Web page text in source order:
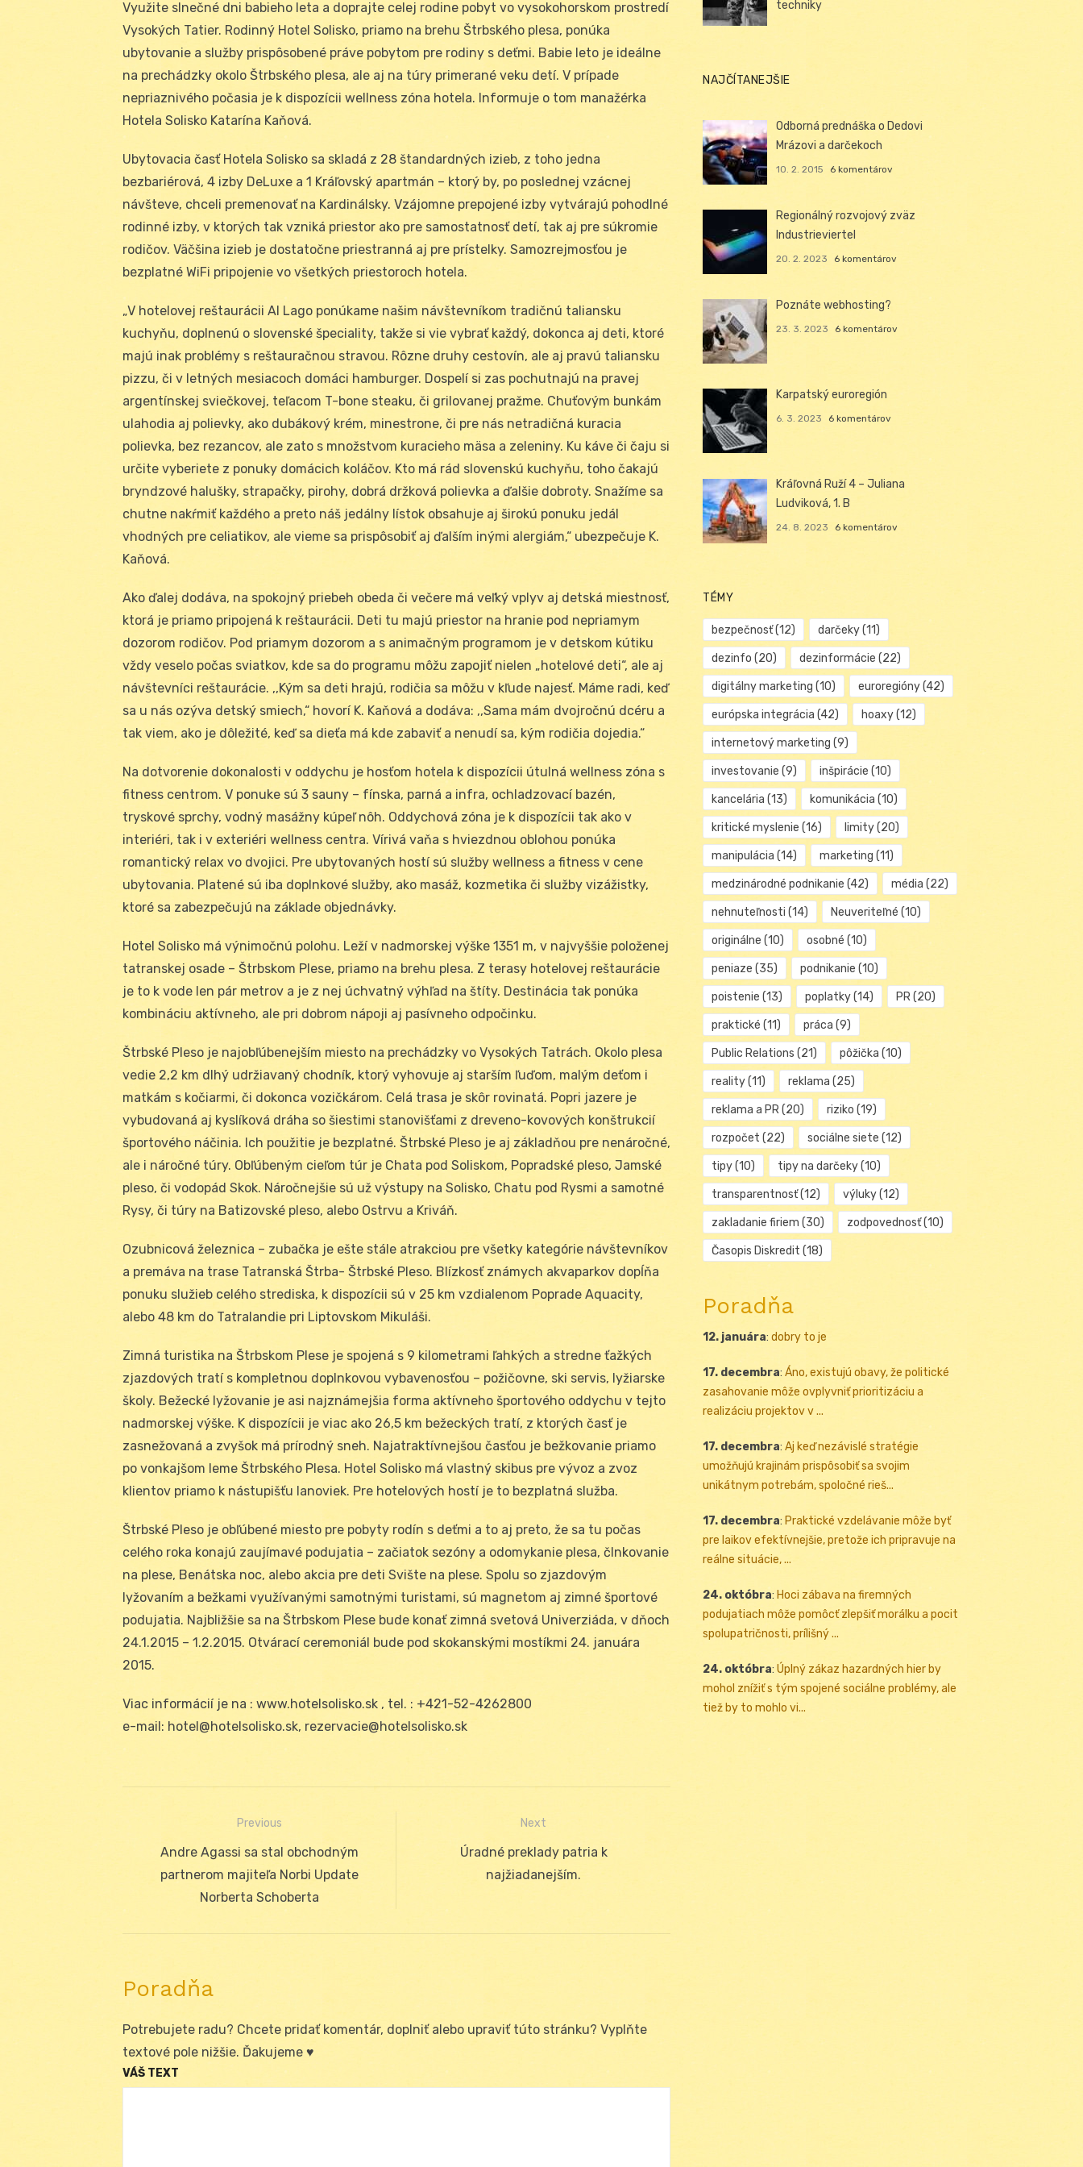
Využite slnečné dni babieho leta a doprajte celej rodine pobyt vo vysokohorskom prostredí
Vysokých Tatier. Rodinný Hotel Solisko, priamo na brehu Štrbského plesa, ponúka
ubytovanie a služby prispôsobené práve pobytom pre rodiny s deťmi. Babie leto je ideálne
na prechádzky okolo Štrbského plesa, ale aj na túry primerané veku detí. V prípade
nepriaznivého počasia je k dispozícii wellness zóna hotela. Informuje o tom manažérka
Hotela Solisko Katarína Kaňová.
Ubytovacia časť Hotela Solisko sa skladá z 28 štandardných izieb, z toho jedna
bezbariérová, 4 izby DeLuxe a 1 Kráľovský apartmán – ktorý by, po poslednej vzácnej
návšteve, chceli premenovať na Kardinálsky. Vzájomne prepojené izby vytvárajú pohodlné
rodinné izby, v ktorých tak vzniká priestor ako pre samostatnosť detí, tak aj pre súkromie
rodičov. Väčšina izieb je dostatočne priestranná aj pre prístelky. Samozrejmosťou je
bezplatné WiFi pripojenie vo všetkých priestoroch hotela.
„V hotelovej reštaurácii Al Lago ponúkame našim návštevníkom tradičnú taliansku
kuchyňu, doplnenú o slovenské špeciality, takže si vie vybrať každý, dokonca aj deti, ktoré
majú inak problémy s reštauračnou stravou. Rôzne druhy cestovín, ale aj pravú taliansku
pizzu, či v letných mesiacoch domáci hamburger. Dospelí si zas pochutnajú na pravej
argentínskej sviečkovej, teľacom T-bone steaku, či grilovanej pražme. Chuťovým bunkám
ulahodia aj polievky, ako dubákový krém, minestrone, či pre nás netradičná kuracia
polievka, bez rezancov, ale zato s množstvom kuracieho mäsa a zeleniny. Ku káve či čaju si
určite vyberiete z ponuky domácich koláčov. Kto má rád slovenskú kuchyňu, toho čakajú
bryndzové halušky, strapačky, pirohy, dobrá držková polievka a ďalšie dobroty. Snažíme sa
chutne nakŕmiť každého a preto náš jedálny lístok obsahuje aj širokú ponuku jedál
vhodných pre celiatikov, ale vieme sa prispôsobiť aj ďalším inými alergiám,“ ubezpečuje K.
Kaňová.
Ako ďalej dodáva, na spokojný priebeh obeda či večere má veľký vplyv aj detská miestnosť,
ktorá je priamo pripojená k reštaurácii. Deti tu majú priestor na hranie pod nepriamym
dozorom rodičov. Pod priamym dozorom a s animačným programom je v detskom kútiku
vždy veselo počas sviatkov, kde sa do programu môžu zapojiť nielen „hotelové deti“, ale aj
návštevníci reštaurácie. ,,Kým sa deti hrajú, rodičia sa môžu v kľude najesť. Máme radi, keď
sa u nás ozýva detský smiech,“ hovorí K. Kaňová a dodáva: ,,Sama mám dvojročnú dcéru a
tak viem, ako je dôležité, keď sa dieťa má kde zabaviť a nenudí sa, kým rodičia dojedia.“
Na dotvorenie dokonalosti v oddychu je hosťom hotela k dispozícii útulná wellness zóna s
fitness centrom. V ponuke sú 3 sauny – fínska, parná a infra, ochladzovací bazén,
tryskové sprchy, vodný masážny kúpeľ nôh. Oddychová zóna je k dispozícii tak ako v
interiéri, tak i v exteriéri wellness centra. Vírivá vaňa s hviezdnou oblohou ponúka
romantický relax vo dvojici. Pre ubytovaných hostí sú služby wellness a fitness v cene
ubytovania. Platené sú iba doplnkové služby, ako masáž, kozmetika či služby vizážistky,
ktoré sa zabezpečujú na základe objednávky.
Hotel Solisko má výnimočnú polohu. Leží v nadmorskej výške 1351 m, v najvyššie položenej
tatranskej osade – Štrbskom Plese, priamo na brehu plesa. Z terasy hotelovej reštaurácie
je to k vode len pár metrov a je z nej úchvatný výhľad na štíty. Destinácia tak ponúka
kombináciu aktívneho, ale pri dobrom nápoji aj pasívneho odpočinku.
Štrbské Pleso je najobľúbenejším miesto na prechádzky vo Vysokých Tatrách. Okolo plesa
vedie 2,2 km dlhý udržiavaný chodník, ktorý vyhovuje aj starším ľuďom, malým deťom i
matkám s kočiarmi, či dokonca vozičkárom. Celá trasa je skôr rovinatá. Popri jazere je
vybudovaná aj kyslíková dráha so šiestimi stanovišťami z dreveno-kovových konštrukcií
športového náčinia. Ich použitie je bezplatné. Štrbské Pleso je aj základňou pre nenáročné,
ale i náročné túry. Obľúbeným cieľom túr je Chata pod Soliskom, Popradské pleso, Jamské
pleso, či vodopád Skok. Náročnejšie sú už výstupy na Solisko, Chatu pod Rysmi a samotné
Rysy, či túry na Batizovské pleso, alebo Ostrvu a Kriváň.
Ozubnicová železnica – zubačka je ešte stále atrakciou pre všetky kategórie návštevníkov
a premáva na trase Tatranská Štrba- Štrbské Pleso. Blízkosť známych akvaparkov dopĺňa
ponuku služieb celého strediska, k dispozícii sú v 25 km vzdialenom Poprade Aquacity,
alebo 48 km do Tatralandie pri Liptovskom Mikuláši.
Zimná turistika na Štrbskom Plese je spojená s 9 kilometrami ľahkých a stredne ťažkých
zjazdových tratí s kompletnou doplnkovou vybavenosťou – požičovne, ski servis, lyžiarske
školy. Bežecké lyžovanie je asi najznámejšia forma aktívneho športového oddychu v tejto
nadmorskej výške. K dispozícii je viac ako 26,5 km bežeckých tratí, z ktorých časť je
zasnežovaná a zvyšok má prírodný sneh. Najatraktívnejšou časťou je bežkovanie priamo
po vonkajšom leme Štrbského Plesa. Hotel Solisko má vlastný skibus pre vývoz a zvoz
klientov priamo k nástupišťu lanoviek. Pre hotelových hostí je to bezplatná služba.
Štrbské Pleso je obľúbené miesto pre pobyty rodín s deťmi a to aj preto, že sa tu počas
celého roka konajú zaujímavé podujatia – začiatok sezóny a odomykanie plesa, člnkovanie
na plese, Benátska noc, alebo akcia pre deti Svište na plese. Spolu so zjazdovým
lyžovaním a bežkami využívanými samotnými turistami, sú magnetom aj zimné športové
podujatia. Najbližšie sa na Štrbskom Plese bude konať zimná svetová Univerziáda, v dňoch
24.1.2015 – 1.2.2015. Otvárací ceremoniál bude pod skokanskými mostíkmi 24. januára
2015.
Viac informácií je na : www.hotelsolisko.sk , tel. : +421-52-4262800
e-mail: hotel@hotelsolisko.sk, rezervacie@hotelsolisko.sk
Navigácia
Previous
Previous
post:
Andre Agassi sa stal obchodným
partnerom majiteľa Norbi Update
Norberta Schoberta
Next
Úradné preklady patria k
najžiadanejším.
Poradňa
Potrebujete radu? Chcete pridať komentár, doplniť alebo upraviť túto stránku? Vyplňte
textové pole nižšie. Ďakujeme ♥
VÁŠ TEXT
techniky
NAJČÍTANEJŠIE
Odborná prednáška o Dedovi
Mrázovi a darčekoch
10. 2. 2015 6 komentárov
Regionálný rozvojový zväz
Industrieviertel
20. 2. 2023 6 komentárov
Poznáte webhosting?
23. 3. 2023 6 komentárov
Karpatský euroregión
6. 3. 2023 6 komentárov
Kráľovná Ruží 4 – Juliana
Ludviková, 1. B
24. 8. 2023 6 komentárov
TÉMY
bezpečnosť(12) darčeky(11)
dezinfo (20) dezinformácie (22)
digitálny marketing (10) euroregióny(42)
európska integrácia (42) hoaxy(12)
internetový marketing (9)
investovanie (9) inšpirácie (10)
kancelária (13) komunikácia (10)
kritické myslenie (16) limity(20)
manipulácia (14) marketing (11)
medzinárodné podnikanie (42) média (22)
nehnuteľnosti (14) Neuveriteľné (10)
originálne (10) osobné (10)
peniaze (35) podnikanie (10)
poistenie (13) poplatky(14) PR(20)
praktické (11) práca (9)
Public Relations (21) pôžička (10)
reality(11) reklama (25)
reklama a PR(20) riziko (19)
rozpočet (22) sociálne siete (12)
tipy(10) tipy na darčeky(10)
transparentnosť(12) výluky(12)
zakladanie firiem (30) zodpovednosť(10)
Časopis Diskredit (18)
Poradňa
12. januára: dobry to je
17. decembra: Áno, existujú obavy, že politické
zasahovanie môže ovplyvniť prioritizáciu a
realizáciu projektov v ...
17. decembra: Aj keď nezávislé stratégie
umožňujú krajinám prispôsobiť sa svojim
unikátnym potrebám, spoločné rieš...
17. decembra: Praktické vzdelávanie môže byť
pre laikov efektívnejšie, pretože ich pripravuje na
reálne situácie, ...
24. októbra: Hoci zábava na firemných
podujatiach môže pomôcť zlepšiť morálku a pocit
spolupatričnosti, prílišný ...
24. októbra: Úplný zákaz hazardných hier by
mohol znížiť s tým spojené sociálne problémy, ale
tiež by to mohlo vi...